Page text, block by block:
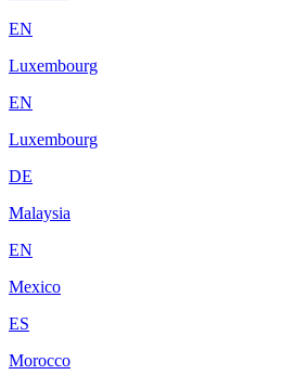
EN
Luxembourg
EN
Luxembourg
DE
Malaysia
EN
Mexico
ES
Morocco